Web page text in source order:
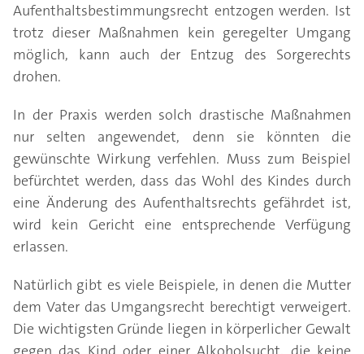
Aufenthaltsbestimmungsrecht entzogen werden. Ist
trotz dieser Maßnahmen kein geregelter Umgang
möglich, kann auch der Entzug des Sorgerechts
drohen.
In der Praxis werden solch drastische Maßnahmen
nur selten angewendet, denn sie könnten die
gewünschte Wirkung verfehlen. Muss zum Beispiel
befürchtet werden, dass das Wohl des Kindes durch
eine Änderung des Aufenthaltsrechts gefährdet ist,
wird kein Gericht eine entsprechende Verfügung
erlassen.
Natürlich gibt es viele Beispiele, in denen die Mutter
dem Vater das Umgangsrecht berechtigt verweigert.
Die wichtigsten Gründe liegen in körperlicher Gewalt